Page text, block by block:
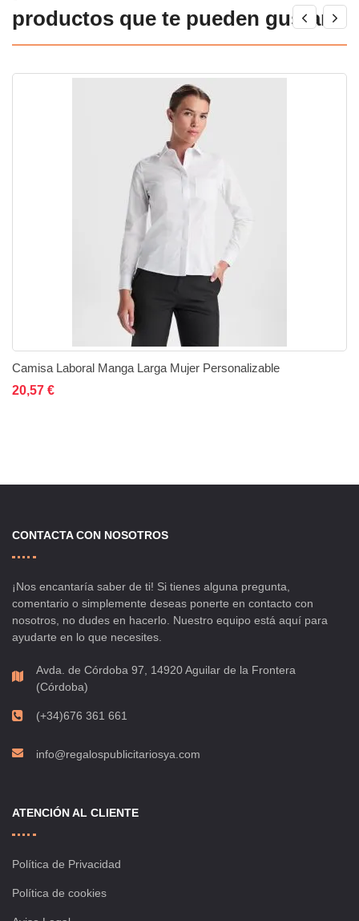
productos que te pueden gustar!
Camisa Laboral Manga Larga Mujer Personalizable
20,57 €
Añadir al carrito
CONTACTA CON NOSOTROS
¡Nos encantaría saber de ti! Si tienes alguna pregunta,
comentario o simplemente deseas ponerte en contacto con
nosotros, no dudes en hacerlo. Nuestro equipo está aquí para
ayudarte en lo que necesites.
Avda. de Córdoba 97, 14920 Aguilar de la Frontera
(Córdoba)
(+34)676 361 661
info@regalospublicitariosya.com
ATENCIÓN AL CLIENTE
Política de Privacidad
Política de cookies